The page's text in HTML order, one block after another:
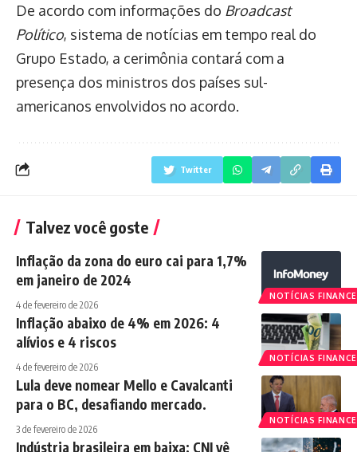
De acordo com informações do Broadcast
Político, sistema de notícias em tempo real do
Grupo Estado, a cerimônia contará com a
presença dos ministros dos países sul-
americanos envolvidos no acordo.
Twitter
Talvez você goste
NOTÍCIAS
Inflação da zona do euro cai para 1,7%
em janeiro de 2024
4 de fevereiro de 2026
NOTÍCIAS
Inflação abaixo de 4% em 2026: 4
alívios e 4 riscos
4 de fevereiro de 2026
NOTÍCIAS
Lula deve nomear Mello e Cavalcanti
para o BC, desafiando mercado.
3 de fevereiro de 2026
Indústria brasileira em baixa; CNI vê